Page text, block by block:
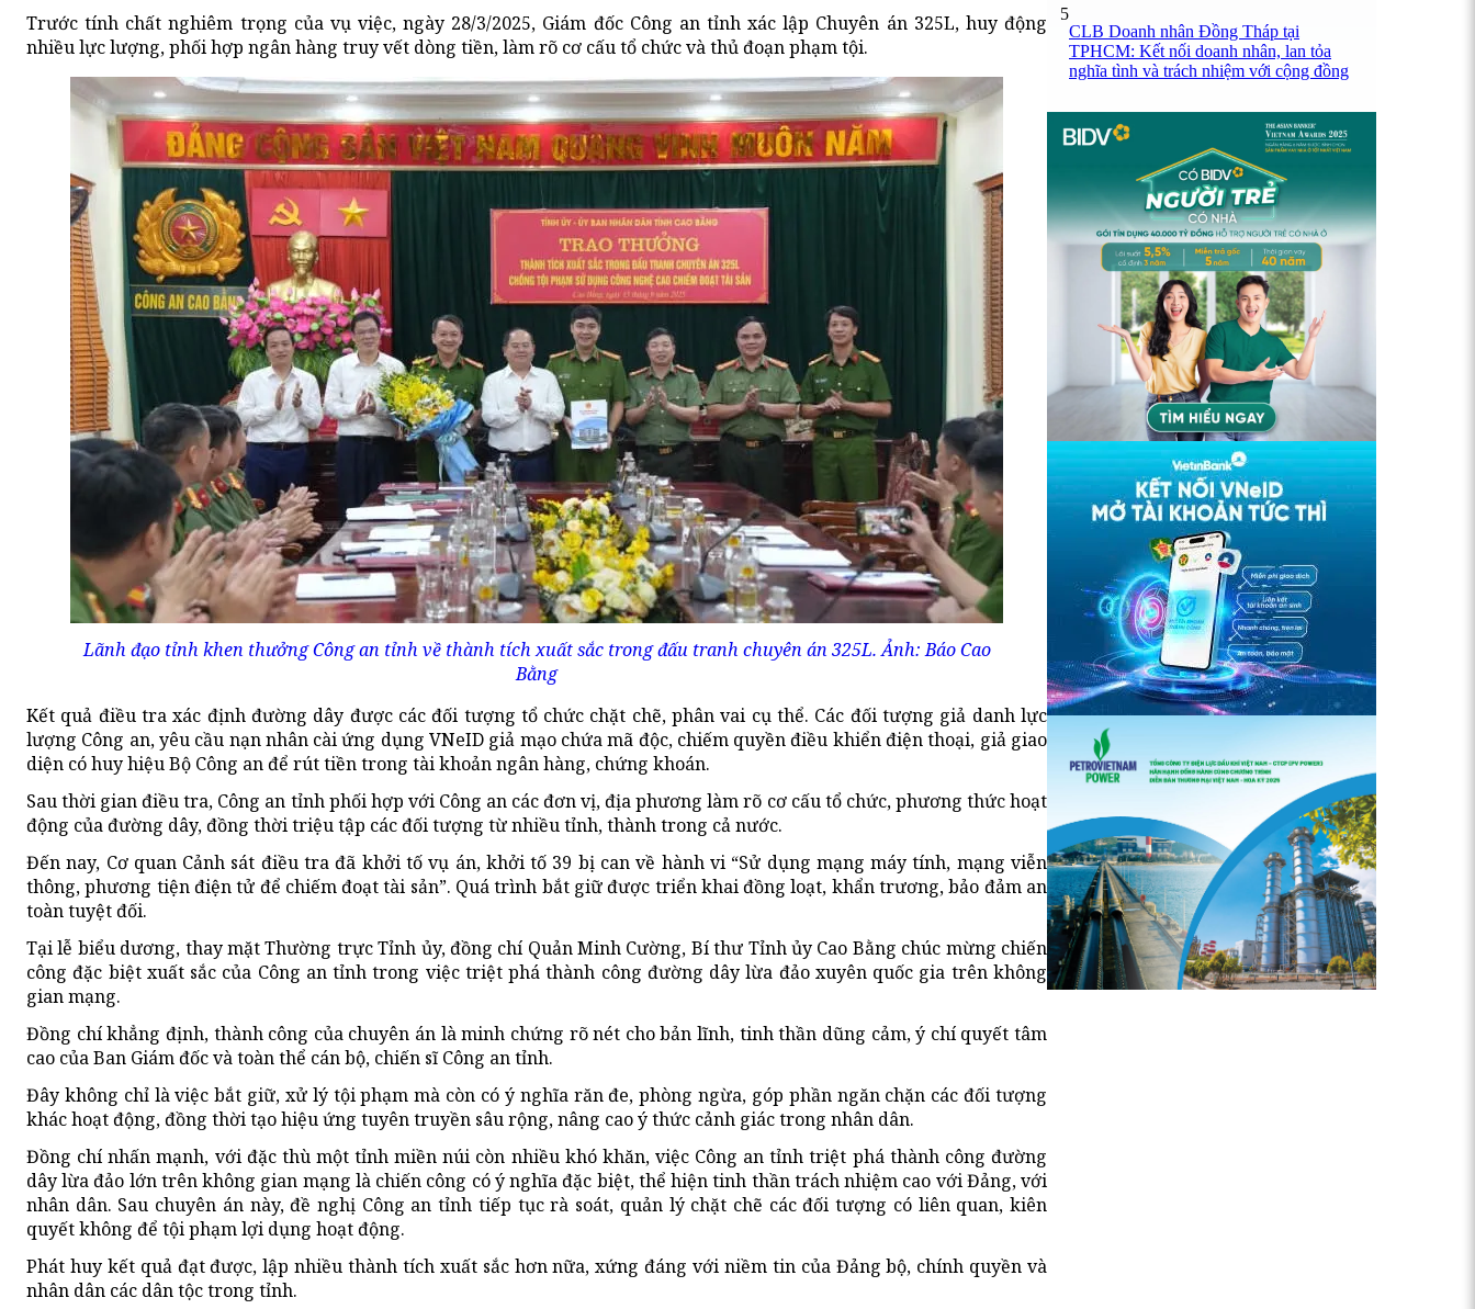
Trước tính chất nghiêm trọng của vụ việc, ngày 28/3/2025, Giám đốc Công an tỉnh xác lập Chuyên án 325L, huy động
nhiều lực lượng, phối hợp ngân hàng truy vết dòng tiền, làm rõ cơ cấu tổ chức và thủ đoạn phạm tội.
Lãnh đạo tỉnh khen thưởng Công an tỉnh về thành tích xuất sắc trong đấu tranh chuyên án 325L. Ảnh: Báo Cao
Bằng
Kết quả điều tra xác định đường dây được các đối tượng tổ chức chặt chẽ, phân vai cụ thể. Các đối tượng giả danh lực
lượng Công an, yêu cầu nạn nhân cài ứng dụng VNeID giả mạo chứa mã độc, chiếm quyền điều khiển điện thoại, giả giao
diện có huy hiệu Bộ Công an để rút tiền trong tài khoản ngân hàng, chứng khoán.
Sau thời gian điều tra, Công an tỉnh phối hợp với Công an các đơn vị, địa phương làm rõ cơ cấu tổ chức, phương thức hoạt
động của đường dây, đồng thời triệu tập các đối tượng từ nhiều tỉnh, thành trong cả nước.
Đến nay, Cơ quan Cảnh sát điều tra đã khởi tố vụ án, khởi tố 39 bị can về hành vi “Sử dụng mạng máy tính, mạng viễn
thông, phương tiện điện tử để chiếm đoạt tài sản”. Quá trình bắt giữ được triển khai đồng loạt, khẩn trương, bảo đảm an
toàn tuyệt đối.
Tại lễ biểu dương, thay mặt Thường trực Tỉnh ủy, đồng chí Quản Minh Cường, Bí thư Tỉnh ủy Cao Bằng chúc mừng chiến
công đặc biệt xuất sắc của Công an tỉnh trong việc triệt phá thành công đường dây lừa đảo xuyên quốc gia trên không
gian mạng.
Đồng chí khẳng định, thành công của chuyên án là minh chứng rõ nét cho bản lĩnh, tinh thần dũng cảm, ý chí quyết tâm
cao của Ban Giám đốc và toàn thể cán bộ, chiến sĩ Công an tỉnh.
Đây không chỉ là việc bắt giữ, xử lý tội phạm mà còn có ý nghĩa răn đe, phòng ngừa, góp phần ngăn chặn các đối tượng
khác hoạt động, đồng thời tạo hiệu ứng tuyên truyền sâu rộng, nâng cao ý thức cảnh giác trong nhân dân.
Đồng chí nhấn mạnh, với đặc thù một tỉnh miền núi còn nhiều khó khăn, việc Công an tỉnh triệt phá thành công đường
dây lừa đảo lớn trên không gian mạng là chiến công có ý nghĩa đặc biệt, thể hiện tinh thần trách nhiệm cao với Đảng, với
nhân dân. Sau chuyên án này, đề nghị Công an tỉnh tiếp tục rà soát, quản lý chặt chẽ các đối tượng có liên quan, kiên
quyết không để tội phạm lợi dụng hoạt động.
Phát huy kết quả đạt được, lập nhiều thành tích xuất sắc hơn nữa, xứng đáng với niềm tin của Đảng bộ, chính quyền và
nhân dân các dân tộc trong tỉnh.
5
CLB Doanh nhân Đồng Tháp tại
TPHCM: Kết nối doanh nhân, lan tỏa
nghĩa tình và trách nhiệm với cộng đồng